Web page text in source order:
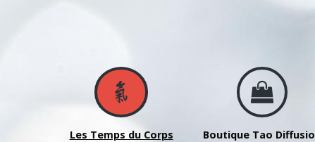
Les Temps du Corps Boutique Tao